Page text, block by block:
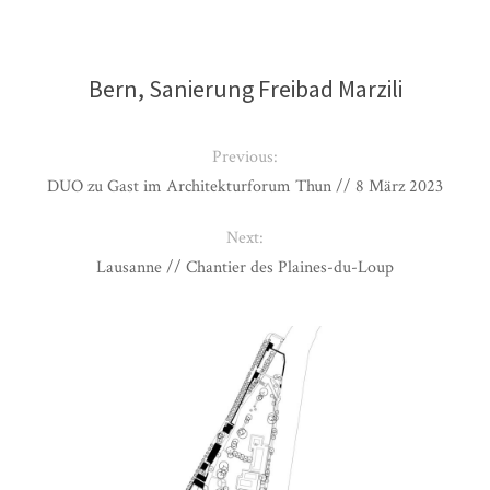
Bern, Sanierung Freibad Marzili
Previous:
DUO zu Gast im Architekturforum Thun // 8 März 2023
Next:
Lausanne // Chantier des Plaines-du-Loup